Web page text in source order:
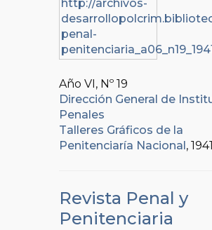
Año VI, Nº 19
Dirección General de
Penales
Talleres Gráficos de la
Penitenciaría Nacional , 1941
Revista Penal y
Penitenciaria